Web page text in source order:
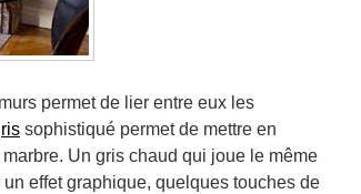
permet de lier entre eux les
sophistiqué permet de mettre en
Un gris chaud qui joue le même
effet graphique, quelques touches de